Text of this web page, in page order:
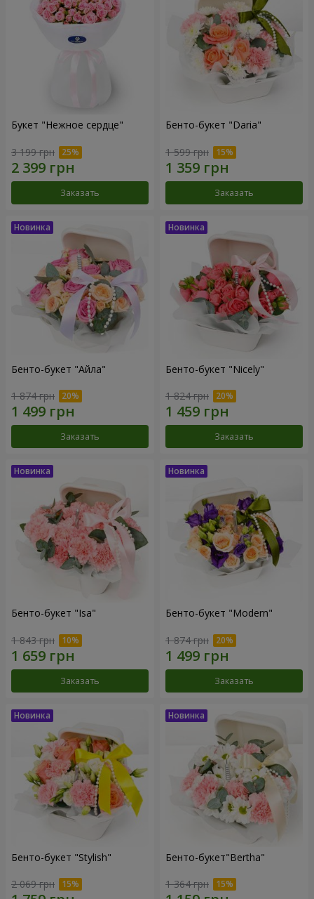
Букет "Нежное сердце"
3 199 грн
Заказать
Бенто-букет "Daria"
1 599 грн
Заказать
Бенто-букет "Айла"
1 874 грн
Заказать
Бенто-букет "Nicely"
1 824 грн
Заказать
Бенто-букет "Isa"
1 843 грн
Заказать
Бенто-букет "Modern"
1 874 грн
Заказать
Бенто-букет "Stylish"
2 069 грн
Бенто-букет"Bertha"
1 364 грн